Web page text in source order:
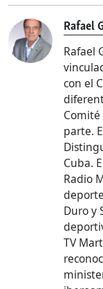
Rafael
Rafael
con el
Comité
parte.
Cuba.
Radio
Duro y
TV